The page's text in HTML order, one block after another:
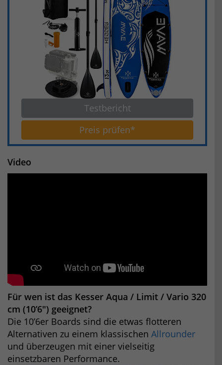
Testbericht
Preis prüfen*
Video
Für wen ist das Kesser Aqua / Limit / Vario 320
cm (10’6″) geeignet?
Die 10’6er Boards sind die etwas flotteren
Alternativen zu einem klassischen Allrounder
und überzeugen mit einer vielseitig
einsetzbaren Performance.